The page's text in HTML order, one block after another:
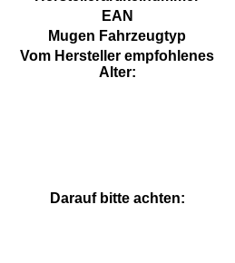
EAN
Mugen Fahrzeugtyp
Vom Hersteller empfohlenes
Alter:
Darauf bitte achten: